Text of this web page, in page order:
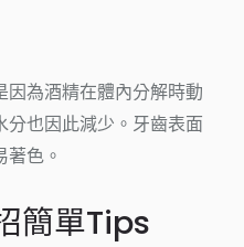
為酒精在體內分解時動
也因此減少。牙齒表面
色。
簡單Tips